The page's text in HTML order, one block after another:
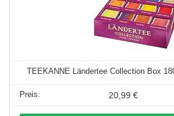
TEEKANNE Ländertee Collection Box
20,99 €